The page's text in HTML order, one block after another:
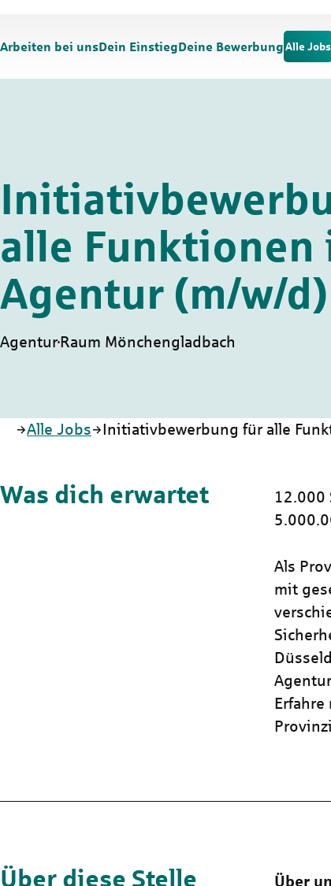
Arbeiten bei unsDein EinstiegDeine Bewerbung Alle Jobs
alle Funktionen
Agentur (m/w/d)
Agentur Raum Mönchengladbach
Startseite
Alle Jobs Initiativbewerbung für alle
Was dich erwartet
12.000
Als
mit
Über diese Stelle Über